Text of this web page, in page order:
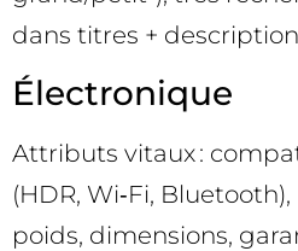
dans titres + description
Électronique
Attributs vitaux :
(HDR, Wi‑Fi,
poids, dimensions,